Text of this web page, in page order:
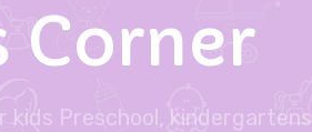
Corner
kids Preschool, kindergartens